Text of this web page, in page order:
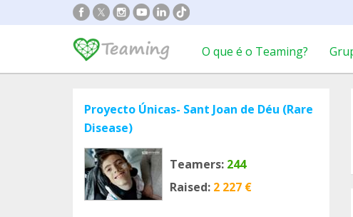
O que é o Teaming?
Proyecto Únicas- Sant Joan de Déu (Rare
Disease)
Teamers: 244
Raised: 2 227 €